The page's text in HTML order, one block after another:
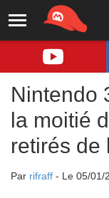
Nintendo
la moitié
retirés de
Par rifraff - Le 05/01/